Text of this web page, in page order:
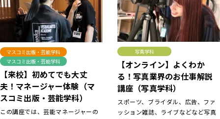
マスコミ出版・芸能学科
マスコミ出版・芸能学科
【来校】初めてでも大丈
夫！マネージャー体験（マ
スコミ出版・芸能学科）
この講座では、芸能マネージャーの
写真学科
【オンライン】よくわか
る！写真業界のお仕事解説
講座（写真学科）
スポーツ、ブライダル、広告、ファ
ッション雑誌、ライブなどなど写真